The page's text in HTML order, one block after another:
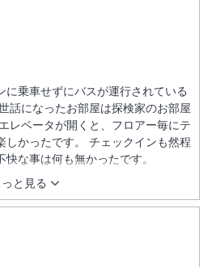
っと見る
に乗車せずにバスが運行されている
話になったお部屋は探検家のお部屋
レベータが開くと、フロアー毎にテ
しかったです。 チェックインも然程
な事は何も無かったです。